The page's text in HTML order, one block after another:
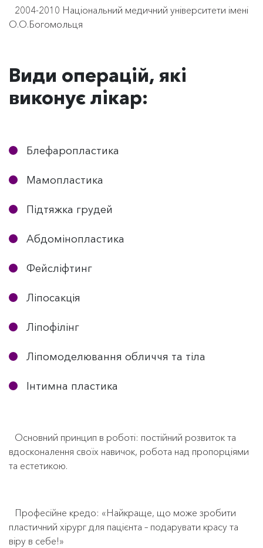
2004-2010 Національний медичний університети імені
О.О.Богомольця
Види операцій, які
виконує лікар:
Блефаропластика
Мамопластика
Підтяжка грудей
Абдомінопластика
Фейсліфтинг
Ліпосакція
Ліпофілінг
Ліпомоделювання обличчя та тіла
Інтимна пластика
Основний принцип в роботі: постійний розвиток та
вдосконалення своїх навичок, робота над пропорціями
та естетикою.
Професійне кредо: «Найкраще, що може зробити
пластичний хірург для пацієнта – подарувати красу та
віру в себе!»